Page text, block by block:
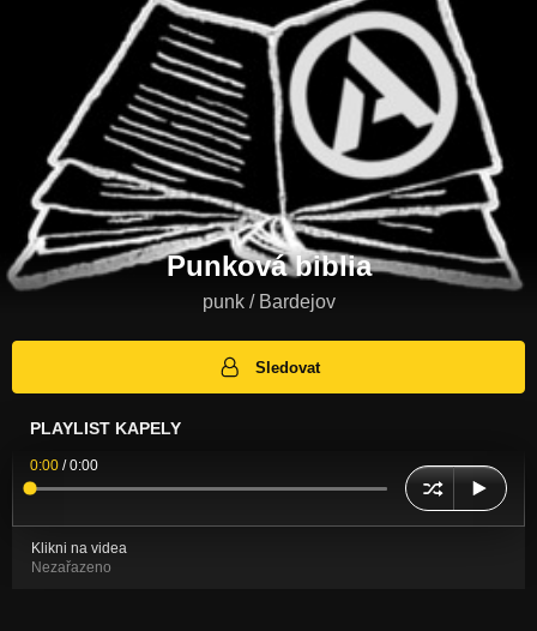
Punková biblia
punk / Bardejov
Sledovat
PLAYLIST KAPELY
0:00 /0:00
Klikni na videa
Nezařazeno